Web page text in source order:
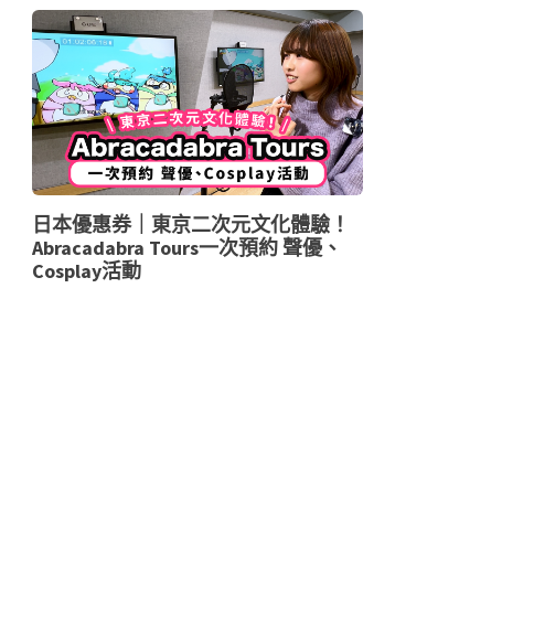
日本優惠券｜東京二次元文化體驗！
Abracadabra Tours一次預約 聲優、
Cosplay活動